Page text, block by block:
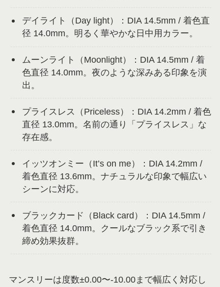
デイライト（Day light）：DIA 14.5mm / 着色直
径 14.0mm。明るく華やかな日中用カラー。
ムーンライト（Moonlight）：DIA 14.5mm / 着
色直径 14.0mm。夜のような深みある印象を演
出。
プライスレス（Priceless）：DIA 14.2mm / 着色
直径 13.0mm。名前の通り「プライスレス」な
存在感。
イッツオンミー（It’s on me）：DIA 14.2mm /
着色直径 13.6mm。ナチュラルな印象で幅広い
シーンに対応。
ブラックカード（Black card）：DIA 14.5mm /
着色直径 14.0mm。クールなブラック系で引き
締め効果抜群。
マンスリーは度数±0.00〜-10.00まで幅広く対応し